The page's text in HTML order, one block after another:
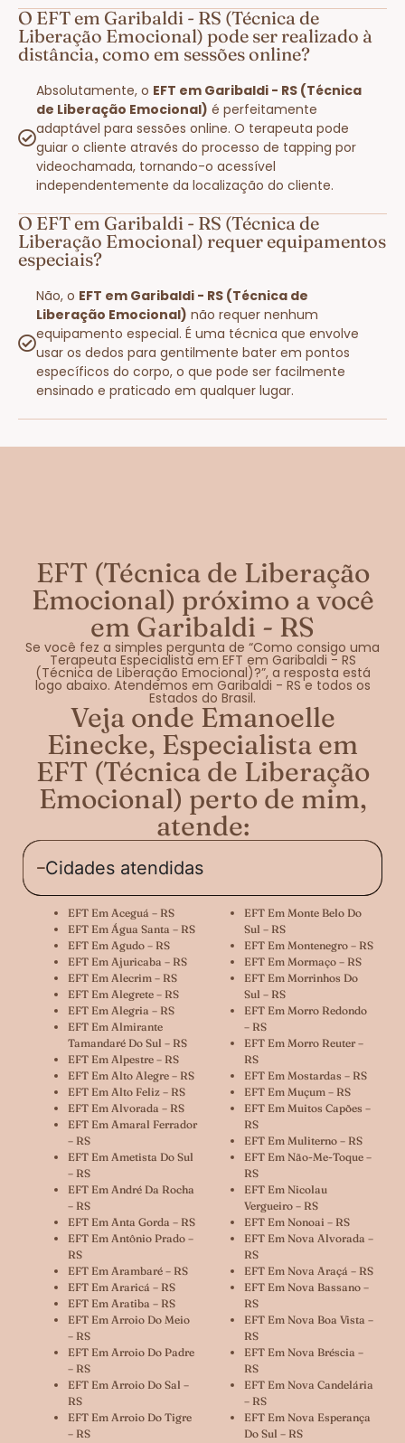
O EFT em Garibaldi - RS (Técnica de
Liberação Emocional) pode ser realizado à
distância, como em sessões online?
Absolutamente, o EFT em Garibaldi - RS (Técnica
de Liberação Emocional) é perfeitamente
adaptável para sessões online. O terapeuta pode
guiar o cliente através do processo de tapping por
videochamada, tornando-o acessível
independentemente da localização do cliente.
O EFT em Garibaldi - RS (Técnica de
Liberação Emocional) requer equipamentos
especiais?
Não, o EFT em Garibaldi - RS (Técnica de
Liberação Emocional) não requer nenhum
equipamento especial. É uma técnica que envolve
usar os dedos para gentilmente bater em pontos
específicos do corpo, o que pode ser facilmente
ensinado e praticado em qualquer lugar.
EFT (Técnica de Liberação
Emocional) próximo a você
em Garibaldi - RS
Se você fez a simples pergunta de “Como consigo uma
Terapeuta Especialista em EFT em Garibaldi - RS
(Técnica de Liberação Emocional)?”, a resposta está
logo abaixo. Atendemos em Garibaldi - RS e todos os
Estados do Brasil.
Veja onde Emanoelle
Einecke, Especialista em
EFT (Técnica de Liberação
Emocional) perto de mim,
atende:
Cidades atendidas
EFT Em Aceguá – RS
EFT Em Água Santa – RS
EFT Em Agudo – RS
EFT Em Ajuricaba – RS
EFT Em Alecrim – RS
EFT Em Alegrete – RS
EFT Em Alegria – RS
EFT Em Almirante
Tamandaré Do Sul – RS
EFT Em Alpestre – RS
EFT Em Alto Alegre – RS
EFT Em Alto Feliz – RS
EFT Em Alvorada – RS
EFT Em Amaral Ferrador
– RS
EFT Em Ametista Do Sul
– RS
EFT Em André Da Rocha
– RS
EFT Em Anta Gorda – RS
EFT Em Antônio Prado –
RS
EFT Em Arambaré – RS
EFT Em Araricá – RS
EFT Em Aratiba – RS
EFT Em Arroio Do Meio
– RS
EFT Em Arroio Do Padre
– RS
EFT Em Arroio Do Sal –
RS
EFT Em Arroio Do Tigre
– RS
EFT Em Monte Belo Do
Sul – RS
EFT Em Montenegro – RS
EFT Em Mormaço – RS
EFT Em Morrinhos Do
Sul – RS
EFT Em Morro Redondo
– RS
EFT Em Morro Reuter –
RS
EFT Em Mostardas – RS
EFT Em Muçum – RS
EFT Em Muitos Capões –
RS
EFT Em Muliterno – RS
EFT Em Não-Me-Toque –
RS
EFT Em Nicolau
Vergueiro – RS
EFT Em Nonoai – RS
EFT Em Nova Alvorada –
RS
EFT Em Nova Araçá – RS
EFT Em Nova Bassano –
RS
EFT Em Nova Boa Vista –
RS
EFT Em Nova Bréscia –
RS
EFT Em Nova Candelária
– RS
EFT Em Nova Esperança
Do Sul – RS